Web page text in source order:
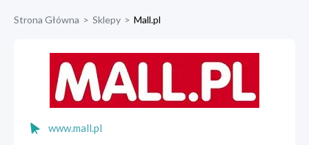
Strona Główna > Sklepy > Mall.pl
www.mall.pl